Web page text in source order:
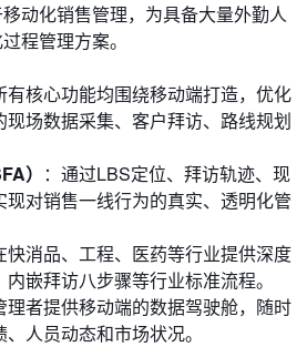
移动化销售管理，为具备大量外勤人
程管理方案。
有核心功能均围绕移动端打造，优化
现场数据采集、客户拜访、路线规划
） ：通过LBS定位、拜访轨迹、现
对销售一线行为的真实、透明化管
快消品、工程、医药等行业提供深度
嵌拜访八步骤等行业标准流程。
理者提供移动端的数据驾驶舱，随时
人员动态和市场状况。